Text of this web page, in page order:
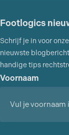
Footlogics
Schrijf je in voor
nieuwste
handige tips
Voornaam